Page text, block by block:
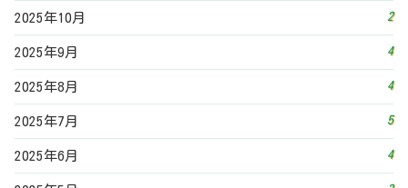
2025年10月 2
2025年9月 4
2025年8月 4
2025年7月 5
2025年6月 4